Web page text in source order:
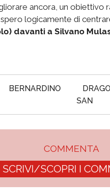
ancora, un obiettivo
logicamente di
davanti a Silvano
BERNARDINO DRAGO
SAN
COMMENTA
SCRIVI/SCOPRI I